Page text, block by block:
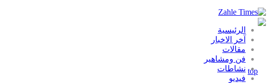
الرئيسية
آخر الاخبار
مقالات
فن ومشاهير
نشاطات
فيديو